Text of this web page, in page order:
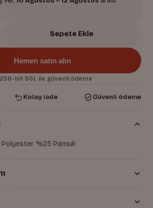
Sepete Ekle
Hemen satın alın
256-bit SSL ile güvenli ödeme
Kolay iade Güvenli ödeme
%25 Pamuk